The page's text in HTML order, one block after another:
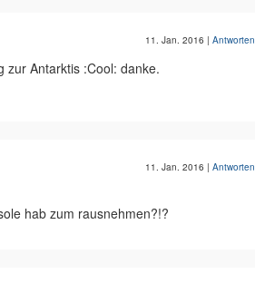
11. Jan. 2016 | Antworten
zur Antarktis :Cool: danke.
11. Jan. 2016 | Antworten
hab zum rausnehmen?!?